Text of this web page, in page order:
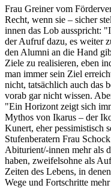
Frau Greiner vom
Recht, wenn sie – sicher
innen das Lob ausspricht:
der Aufruf dazu, es weiter
den Alumni an die Hand
Ziele zu realisieren, eben
man immer sein Ziel
nicht, tatsächlich auch das
vorab gar nicht wissen.
"Ein Horizont zeigt sich
Mythos von Ikarus – der
Kunert, eher pessimistisch
Stufenberatern Frau
Abiturient/-innen mehr als
haben, zweifelsohne als
Zeiten des Lebens, in
Wege und Fortschritte